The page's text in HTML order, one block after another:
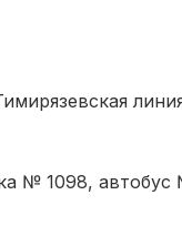
№ 1098, автобус